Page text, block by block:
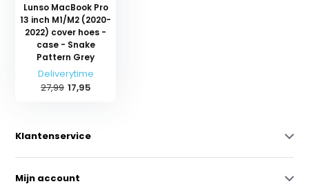
Lunso MacBook Pro
13 inch M1/M2 (2020-
2022) cover hoes -
case - Snake
Pattern Grey
Deliverytime
27,99 17,95
Klantenservice
Mijn account